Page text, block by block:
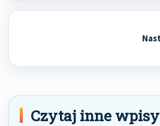
Czytaj inne wpisy